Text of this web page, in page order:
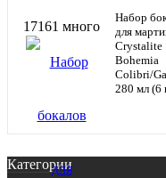
17161 много
Набор
для
Crystalite
Bohemia
Colibri/
280 мл (6
Категории